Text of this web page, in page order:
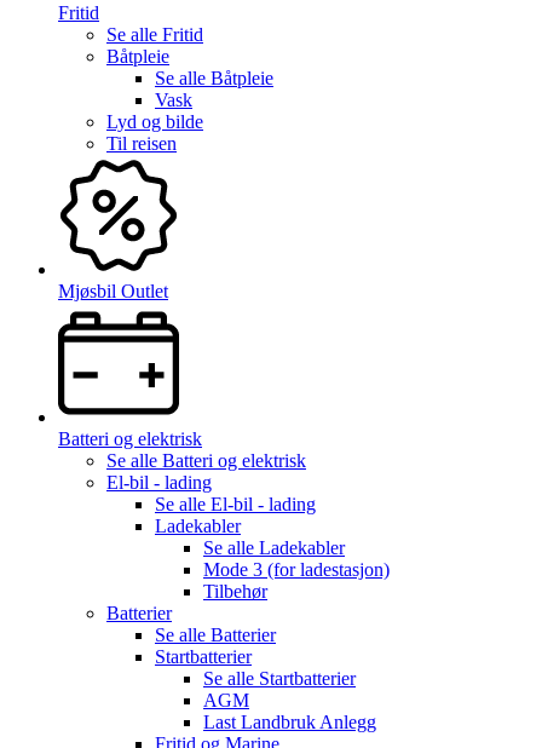
Fritid
Se alle Fritid
Båtpleie
Se alle Båtpleie
Vask
Lyd og bilde
Til reisen
Mjøsbil Outlet
Batteri og elektrisk
Se alle Batteri og elektrisk
El-bil - lading
Se alle El-bil - lading
Ladekabler
Se alle Ladekabler
Mode 3 (for ladestasjon)
Tilbehør
Batterier
Se alle Batterier
Startbatterier
Se alle Startbatterier
AGM
Last Landbruk Anlegg
Fritid og Marine